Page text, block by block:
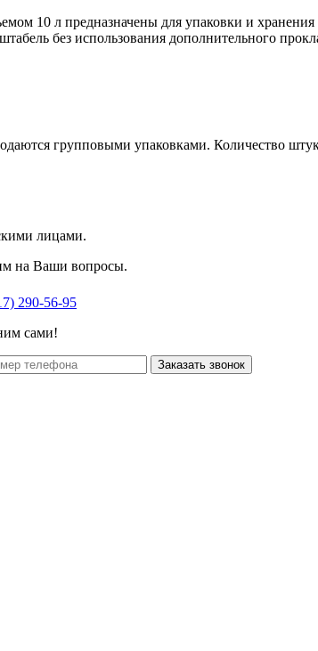
10 л предназначены для упаковки и
без использования дополнительного
групповыми упаковками. Количество
лицами.
на Ваши вопросы.
290-56-95
сами!
Заказать звонок